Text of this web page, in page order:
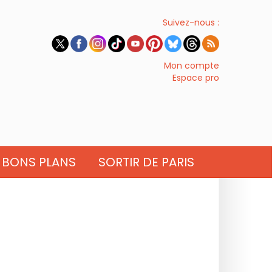
Suivez-nous :
Mon compte
Espace pro
BONS PLANS SORTIR DE PARIS